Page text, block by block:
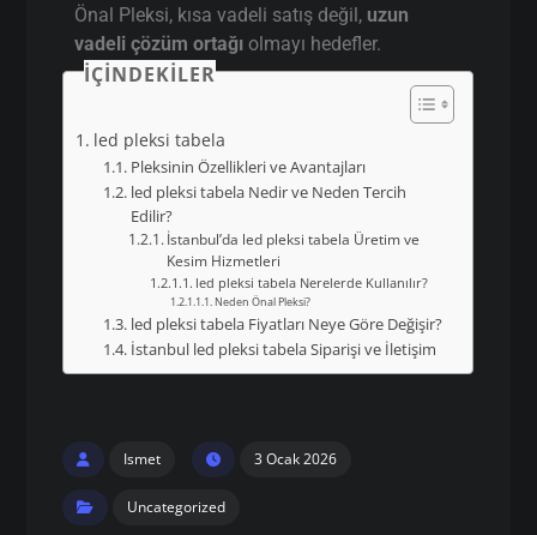
Önal Pleksi, kısa vadeli satış değil, uzun
vadeli çözüm ortağı olmayı hedefler.
İÇINDEKILER
led pleksi tabela
Pleksinin Özellikleri ve Avantajları
led pleksi tabela Nedir ve Neden Tercih
Edilir?
İstanbul’da led pleksi tabela Üretim ve
Kesim Hizmetleri
led pleksi tabela Nerelerde Kullanılır?
Neden Önal Pleksi?
led pleksi tabela Fiyatları Neye Göre Değişir?
İstanbul led pleksi tabela Siparişi ve İletişim
Ismet 3 Ocak 2026
Uncategorized